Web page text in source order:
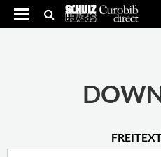
Download